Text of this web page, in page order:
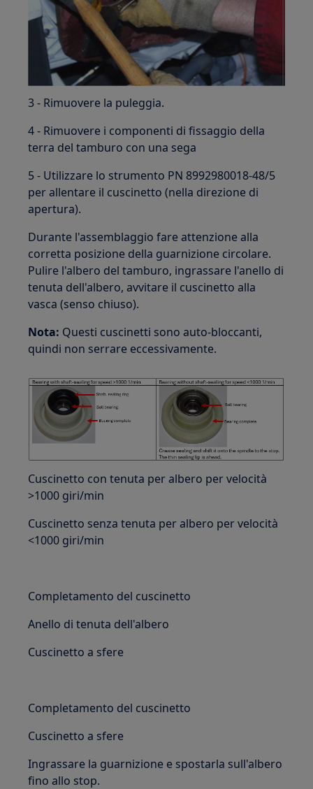
3 - Rimuovere la puleggia.
4 - Rimuovere i componenti di fissaggio della
terra del tamburo con una sega
5 - Utilizzare lo strumento PN 8992980018-48/5
per allentare il cuscinetto (nella direzione di
apertura).
Durante l'assemblaggio fare attenzione alla
corretta posizione della guarnizione circolare.
Pulire l'albero del tamburo, ingrassare l'anello di
tenuta dell'albero, avvitare il cuscinetto alla
vasca (senso chiuso).
Nota: Questi cuscinetti sono auto-bloccanti,
quindi non serrare eccessivamente.
Cuscinetto con tenuta per albero per velocità
>1000 giri/min
Cuscinetto senza tenuta per albero per velocità
<1000 giri/min
Completamento del cuscinetto
Anello di tenuta dell'albero
Cuscinetto a sfere
Completamento del cuscinetto
Cuscinetto a sfere
Ingrassare la guarnizione e spostarla sull'albero
fino allo stop.